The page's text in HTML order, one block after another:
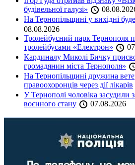
будівельної галузі»
На Тернопільщині у вихідні
08.08.2026
Тролейбусний парк Тернополя
тролейбусами «Електрон»
Кардиналу Миколі Бичку
громадянин міста Тернополя»
На Тернопільщині дружина
правоохоронців через дії лікарів
У Тернополі чоловіка засудили
воєнного стану
07.08.2026